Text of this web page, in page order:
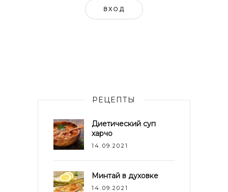
ВХОД
РЕЦЕПТЫ
Диетический суп
харчо
14.09.2021
Минтай в духовке
14.09.2021